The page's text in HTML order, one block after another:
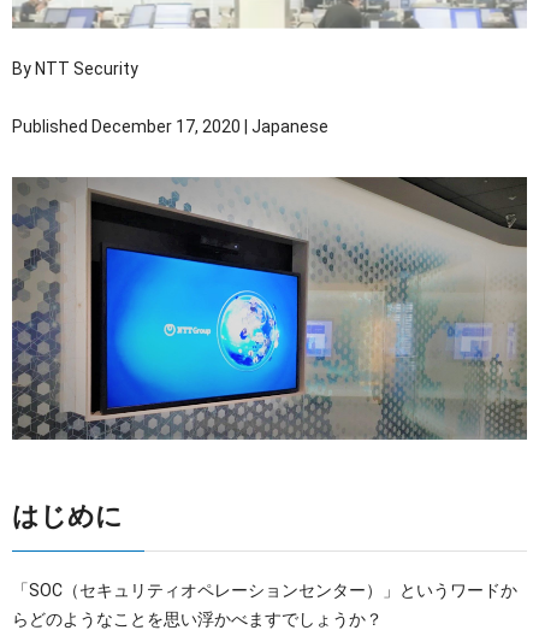
By NTT Security
Published December 17, 2020 | Japanese
はじめに
「SOC（セキュリティオペレーションセンター）」というワードか
らどのようなことを思い浮かべますでしょうか？